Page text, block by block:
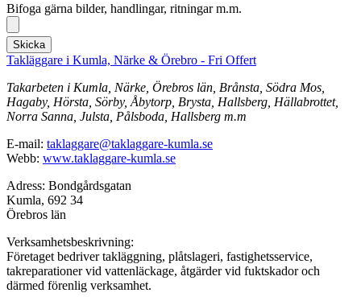
Bifoga gärna bilder, handlingar, ritningar m.m.
Skicka
Takläggare i Kumla, Närke & Örebro - Fri Offert
Takarbeten i Kumla, Närke, Örebros län, Brånsta, Södra Mos,
Hagaby, Hörsta, Sörby, Åbytorp, Brysta, Hallsberg, Hällabrottet,
Norra Sanna, Julsta, Pålsboda, Hallsberg m.m
E-mail: taklaggare@taklaggare-kumla.se
Webb: www.taklaggare-kumla.se
Adress: Bondgårdsgatan
Kumla, 692 34
Örebros län
Verksamhetsbeskrivning:
Företaget bedriver takläggning, plåtslageri, fastighetsservice,
takreparationer vid vattenläckage, åtgärder vid fuktskador och
därmed förenlig verksamhet.